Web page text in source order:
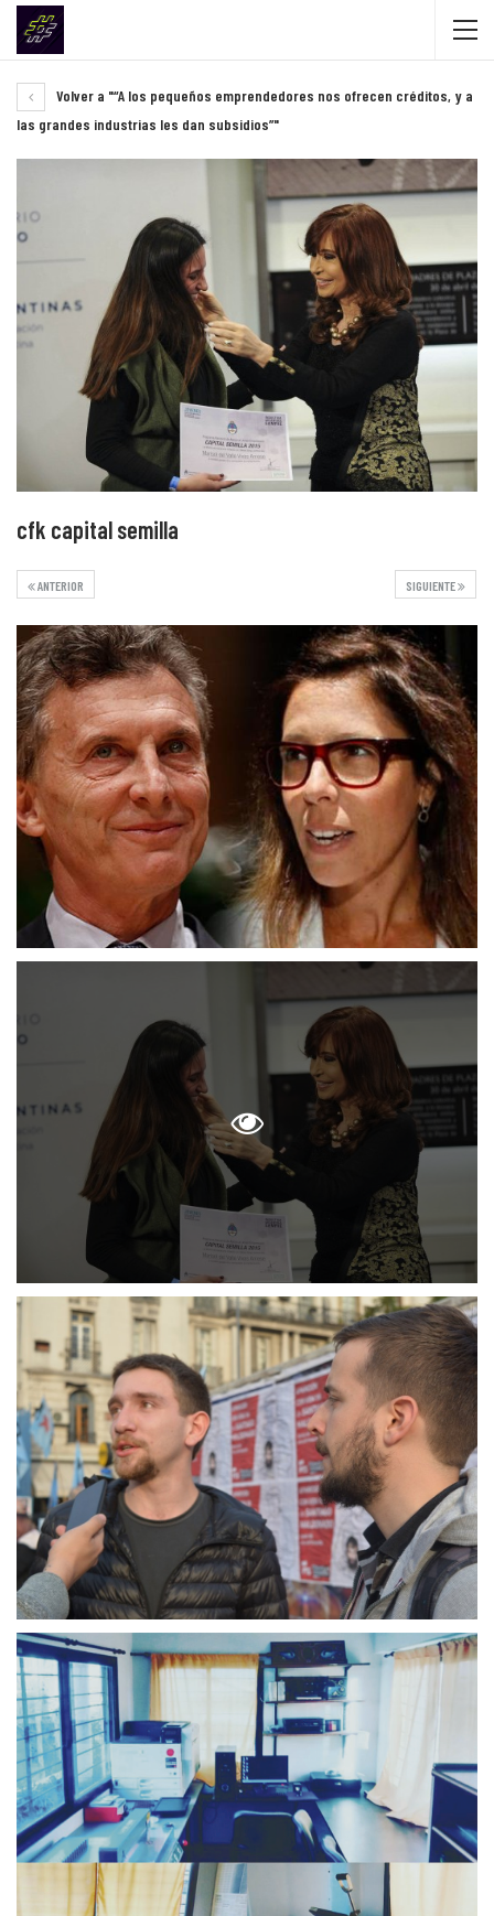
Volver a "“A los pequeños emprendedores nos ofrecen créditos, y a
las grandes industrias les dan subsidios”"
cfk capital semilla
SIGUIENTE
ANTERIOR